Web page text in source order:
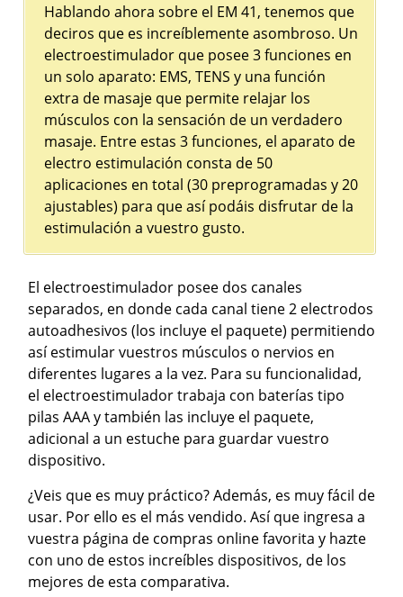
Hablando ahora sobre el EM 41, tenemos que
deciros que es increíblemente asombroso. Un
electroestimulador que posee 3 funciones en
un solo aparato: EMS, TENS y una función
extra de masaje que permite relajar los
músculos con la sensación de un verdadero
masaje. Entre estas 3 funciones, el aparato de
electro estimulación consta de 50
aplicaciones en total (30 preprogramadas y 20
ajustables) para que así podáis disfrutar de la
estimulación a vuestro gusto.
El electroestimulador posee dos canales
separados, en donde cada canal tiene 2 electrodos
autoadhesivos (los incluye el paquete) permitiendo
así estimular vuestros músculos o nervios en
diferentes lugares a la vez. Para su funcionalidad,
el electroestimulador trabaja con baterías tipo
pilas AAA y también las incluye el paquete,
adicional a un estuche para guardar vuestro
dispositivo.
¿Veis que es muy práctico? Además, es muy fácil de
usar. Por ello es el más vendido. Así que ingresa a
vuestra página de compras online favorita y hazte
con uno de estos increíbles dispositivos, de los
mejores de esta comparativa.